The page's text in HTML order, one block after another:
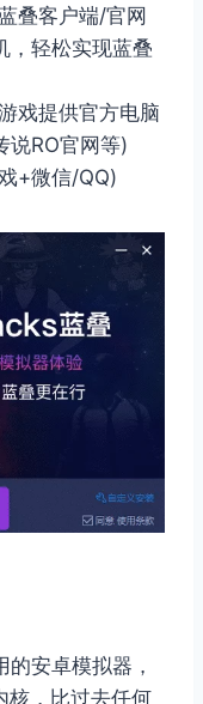
叠客户端/官网
，轻松实现蓝叠
戏提供官方电脑
说RO官网等)
+微信/QQ)
安卓模拟器，
核，比过去任何